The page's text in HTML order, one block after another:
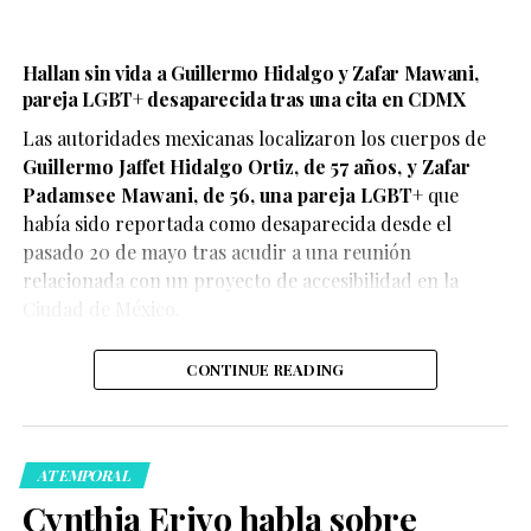
De acuerdo con el testimonio compartido por la pareja,
ambos se encontraban disfrutando de un momento de
afecto cuando fueron abordados por elementos de
seguridad, quienes les habrían advertido que debían
La denuncia rápidamente comenzó a circular en redes
Hallan sin vida a Guillermo Hidalgo y Zafar Mawani,
pareja LGBT+ desaparecida tras una cita en CDMX
Las autoridades mexicanas localizaron los cuerpos de
Guillermo Jaffet Hidalgo Ortiz, de 57 años, y Zafar
Padamsee Mawani, de 56, una pareja LGBT+que
había sido reportada como desaparecida desde el
pasado 20 de mayo tras acudir a una reunión
relacionada con un proyecto de accesibilidad en la
CONTINUE READING
ATEMPORAL
Cynthia Erivo habla sobre